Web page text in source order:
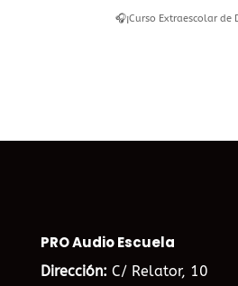
🎧¡Curso Extraescolar de
PRO Audio Escuela
Dirección: C/ Relator, 10